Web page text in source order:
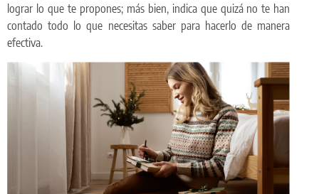
lograr lo que te propones; más bien, indica que quizá no te han
contado todo lo que necesitas saber para hacerlo de manera
efectiva.